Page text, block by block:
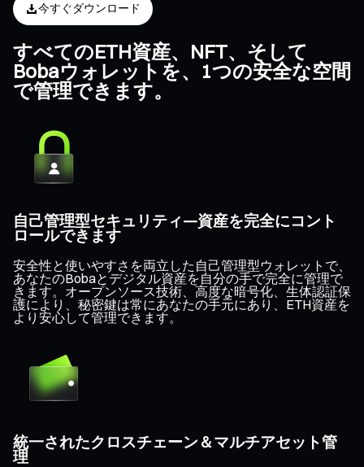
今すぐダウンロード
すべてのETH資産、NFT、そして
Bobaウォレットを、1つの安全な空間
で管理できます。
自己管理型セキュリティ—資産を完全にコント
ロールできます
安全性と使いやすさを両立した自己管理型ウォレットで、
あなたのBobaとデジタル資産を自分の手で完全に管理で
きます。オープンソース技術、高度な暗号化、生体認証保
護により、秘密鍵は常にあなたの手元にあり、ETH資産を
より安心して管理できます。
統一されたクロスチェーン＆マルチアセット管
理